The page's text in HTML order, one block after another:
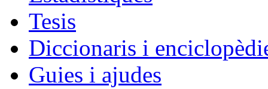
Tesis
Diccionaris i
Guies i ajudes